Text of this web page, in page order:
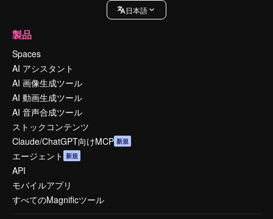
日本語
製品
Spaces
AI アシスタント
AI 画像生成ツール
AI 動画生成ツール
AI 音声合成ツール
ストックコンテンツ
Claude/ChatGPT向けMCP 新規
エージェント 新規
API
モバイルアプリ
すべてのMagnificツール